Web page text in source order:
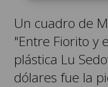
Un cuadro de
"Entre Fiorito y
plástica Lu
dólares fue la